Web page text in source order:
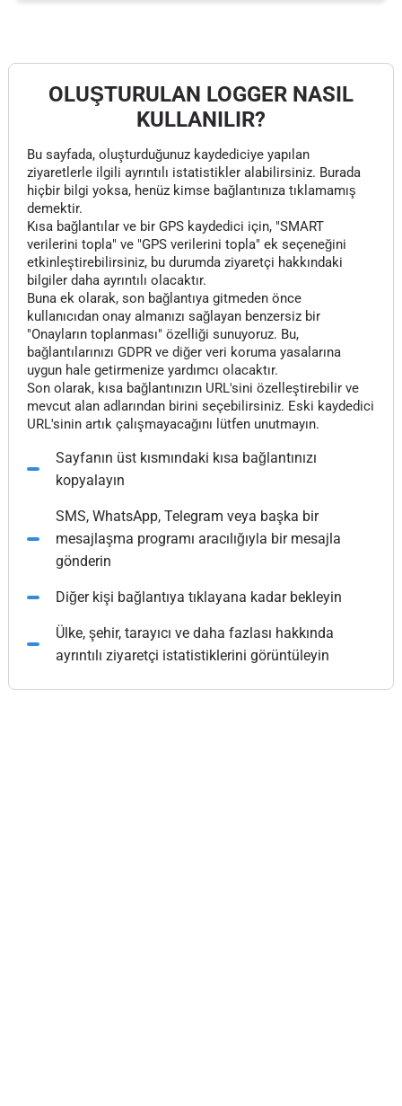
OLUŞTURULAN LOGGER NASIL
KULLANILIR?
Bu sayfada, oluşturduğunuz kaydediciye yapılan
ziyaretlerle ilgili ayrıntılı istatistikler alabilirsiniz. Burada
hiçbir bilgi yoksa, henüz kimse bağlantınıza tıklamamış
demektir.
Kısa bağlantılar ve bir GPS kaydedici için, "SMART
verilerini topla" ve "GPS verilerini topla" ek seçeneğini
etkinleştirebilirsiniz, bu durumda ziyaretçi hakkındaki
bilgiler daha ayrıntılı olacaktır.
Buna ek olarak, son bağlantıya gitmeden önce
kullanıcıdan onay almanızı sağlayan benzersiz bir
"Onayların toplanması" özelliği sunuyoruz. Bu,
bağlantılarınızı GDPR ve diğer veri koruma yasalarına
uygun hale getirmenize yardımcı olacaktır.
Son olarak, kısa bağlantınızın URL'sini özelleştirebilir ve
mevcut alan adlarından birini seçebilirsiniz. Eski kaydedici
URL'sinin artık çalışmayacağını lütfen unutmayın.
Sayfanın üst kısmındaki kısa bağlantınızı
kopyalayın
SMS, WhatsApp, Telegram veya başka bir
mesajlaşma programı aracılığıyla bir mesajla
gönderin
Diğer kişi bağlantıya tıklayana kadar bekleyin
Ülke, şehir, tarayıcı ve daha fazlası hakkında
ayrıntılı ziyaretçi istatistiklerini görüntüleyin